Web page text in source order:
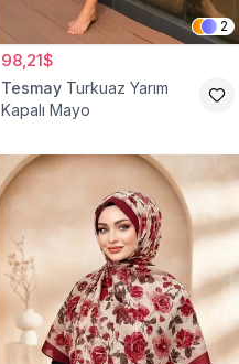
2
98,21$
Tesmay Turkuaz Yarım
Kapalı Mayo